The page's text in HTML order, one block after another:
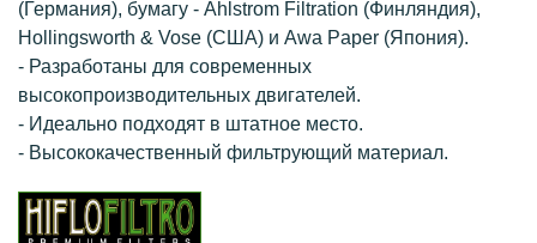
(Германия), бумагу - Ahlstrom Filtration (Финляндия),
Hollingsworth & Vose (США) и Awa Paper (Япония).
- Разработаны для современных
высокопроизводительных двигателей.
- Идеально подходят в штатное место.
- Высококачественный фильтрующий материал.